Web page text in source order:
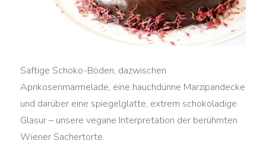
Saftige Schoko-Böden, dazwischen
Aprikosenmarmelade, eine hauchdünne Marzipandecke
und darüber eine spiegelglatte, extrem schokoladige
Glasur – unsere vegane Interpretation der berühmten
Wiener Sachertorte.